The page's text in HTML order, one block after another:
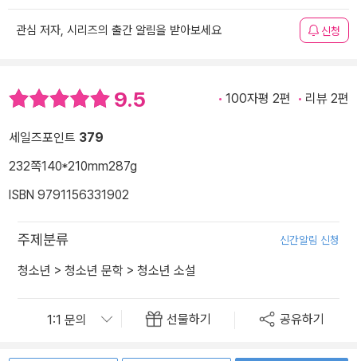
관심 저자, 시리즈의 출간 알림을 받아보세요 신청
9.5 100자평 2편 리뷰 2편
세일즈포인트 379
232쪽140*210mm287g
ISBN 9791156331902
주제분류 신간알림 신청
청소년 > 청소년 문학 > 청소년 소설
선물하기 공유하기